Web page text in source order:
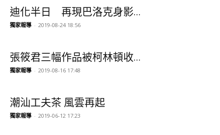
迪化半日 再現巴洛克身影...
獨家報導 - 2019-08-24 18:56
張筱君三幅作品被柯林頓收...
獨家報導 - 2019-08-16 17:48
潮汕工夫茶 風雲再起
獨家報導 - 2019-06-12 17:23